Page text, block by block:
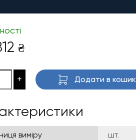
₴
+ Додати в кошик
виміру
шт.